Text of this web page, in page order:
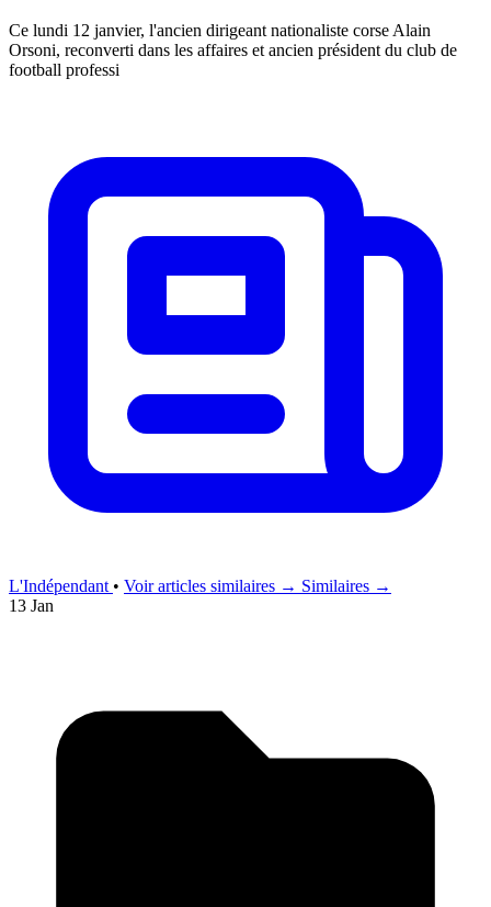
Ce lundi 12 janvier, l'ancien dirigeant nationaliste corse Alain
Orsoni, reconverti dans les affaires et ancien président du club de
football professi
L'Indépendant • Voir articles similaires → Similaires →
13 Jan